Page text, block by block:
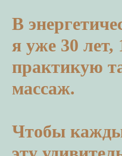
В
я уже 30 лет,
практикую
массаж.
Чтобы